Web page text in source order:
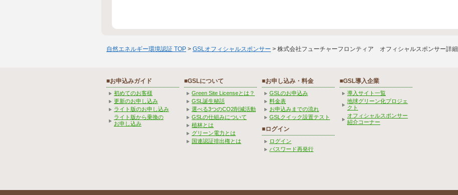
自然エネルギー環境認証 TOP > GSLオフィシャルスポンサー > 株式会社フューチャーフロンティア オフィシャルスポンサー詳細
■お申込みガイド
初めてのお客様
更新のお申し込み
ライト版のお申し込み
ライト版から乗換の
お申し込み
■GSLについて
Green Site Licenseとは？
GSL誕生秘話
選べる3つのCO2削減活動
GSLの仕組みについて
植林とは
グリーン電力とは
国連認証排出権とは
■お申し込み・料金
GSLのお申込み
料金表
お申込みまでの流れ
GSLクイック設置テスト
■ログイン
ログイン
パスワード再発行
■GSL導入企業
導入サイト一覧
地球グリーン化プロジェ
クト
オフィシャルスポンサー
紹介コーナー